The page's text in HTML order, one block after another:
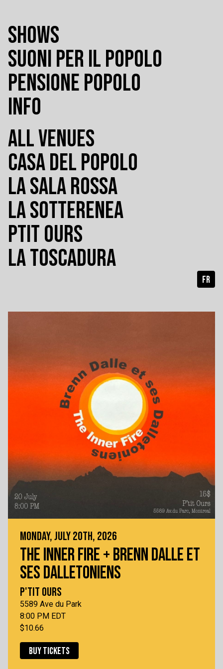
SHOWS
SUONI PER IL POPOLO
PENSIONE POPOLO
INFO
ALL VENUES
CASA DEL POPOLO
LA SALA ROSSA
LA SOTTERENEA
PTIT OURS
LA TOSCADURA
FR
MONDAY, JULY 20TH, 2026
THE INNER FIRE + BRENN DALLE ET
SES DALLETONIENS
P'TIT OURS
5589 Ave du Park
8:00 PM EDT
$10.66
BUY TICKETS